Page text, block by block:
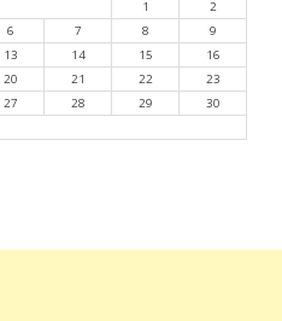
1
2
6 7 8
9
13 14 15
16
20 21 22
23
27 28 29
30